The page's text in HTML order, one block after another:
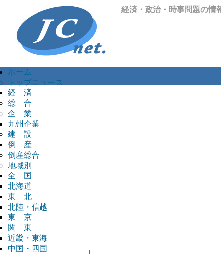
経済・政治・時事問題の情
ホーム
トップニュース
経 済
総 合
企 業
九州企業
建 設
倒 産
倒産総合
地域別
全 国
北海道
東 北
北陸・信越
東 京
関 東
近畿・東海
中国・四国